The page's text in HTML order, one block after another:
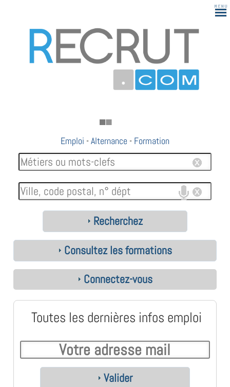
Emploi -Alternance - Formation
Recherchez
Consultez les formations
Connectez-vous
Toutes les dernières infos emploi
Valider